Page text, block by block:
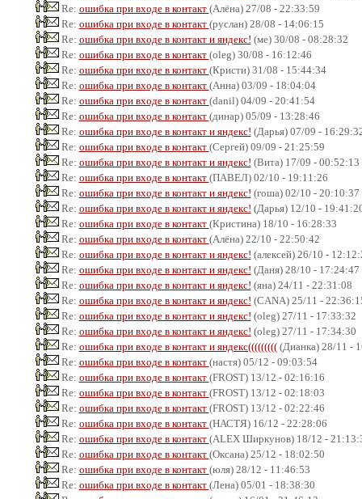
Re: ошибка при входе в контакт (Алёна) 27/08 - 22:33:59
Re: ошибка при входе в контакт (руслан) 28/08 - 14:06:15
Re: ошибка при входе в контакт и яндекс! (ме) 30/08 - 08:28:32
Re: ошибка при входе в контакт (oleg) 30/08 - 16:12:46
Re: ошибка при входе в контакт (Кристи) 31/08 - 15:44:34
Re: ошибка при входе в контакт (Анна) 03/09 - 18:04:04
Re: ошибка при входе в контакт (danil) 04/09 - 20:41:54
Re: ошибка при входе в контакт (динар) 05/09 - 13:28:46
Re: ошибка при входе в контакт и яндекс! (Дарья) 07/09 -
Re: ошибка при входе в контакт (Сергей) 09/09 - 21:25:59
Re: ошибка при входе в контакт и яндекс! (Вита) 17/09 - 00:52:13
Re: ошибка при входе в контакт (ПАВЕЛ) 02/10 - 19:11:26
Re: ошибка при входе в контакт и яндекс! (гоша) 02/10 - 20:10:37
Re: ошибка при входе в контакт и яндекс! (Дарья) 12/10 -
Re: ошибка при входе в контакт (Кристина) 18/10 - 16:28:33
Re: ошибка при входе в контакт (Алёна) 22/10 - 22:50:42
Re: ошибка при входе в контакт и яндекс! (алексей) 26/10 -
Re: ошибка при входе в контакт и яндекс! (Даня) 28/10 - 17:24:47
Re: ошибка при входе в контакт и яндекс! (яна) 24/11 - 22:31:08
Re: ошибка при входе в контакт и яндекс! (CANA) 25/11 -
Re: ошибка при входе в контакт и яндекс! (oleg) 27/11 - 17:33:32
Re: ошибка при входе в контакт и яндекс! (oleg) 27/11 - 17:34:30
Re: ошибка при входе в контакт и яндекс((((((((((Дианка) 28/11 -
Re: ошибка при входе в контакт (настя) 05/12 - 09:03:54
Re: ошибка при входе в контакт (FROST) 13/12 - 02:16:16
Re: ошибка при входе в контакт (FROST) 13/12 - 02:18:03
Re: ошибка при входе в контакт (FROST) 13/12 - 02:22:46
Re: ошибка при входе в контакт (НАСТЯ) 16/12 - 22:28:06
Re: ошибка при входе в контакт (ALEX Ширкунов) 18/12 -
Re: ошибка при входе в контакт (Оксана) 25/12 - 18:02:50
Re: ошибка при входе в контакт (юля) 28/12 - 11:46:53
Re: ошибка при входе в контакт (Лена) 05/01 - 18:38:30